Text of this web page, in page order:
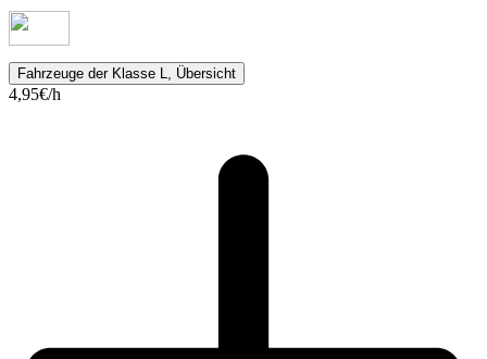
Fahrzeuge der Klasse L, Übersicht
4,95€/h